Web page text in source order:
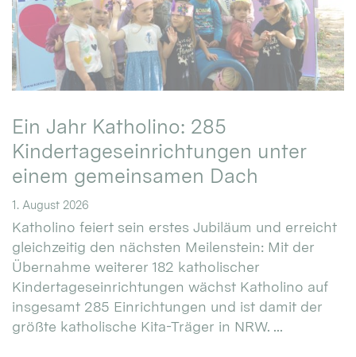
Ein Jahr Katholino: 285
Kindertageseinrichtungen unter
einem gemeinsamen Dach
1. August 2026
Katholino feiert sein erstes Jubiläum und erreicht
gleichzeitig den nächsten Meilenstein: Mit der
Übernahme weiterer 182 katholischer
Kindertageseinrichtungen wächst Katholino auf
insgesamt 285 Einrichtungen und ist damit der
größte katholische Kita-Träger in NRW. ...